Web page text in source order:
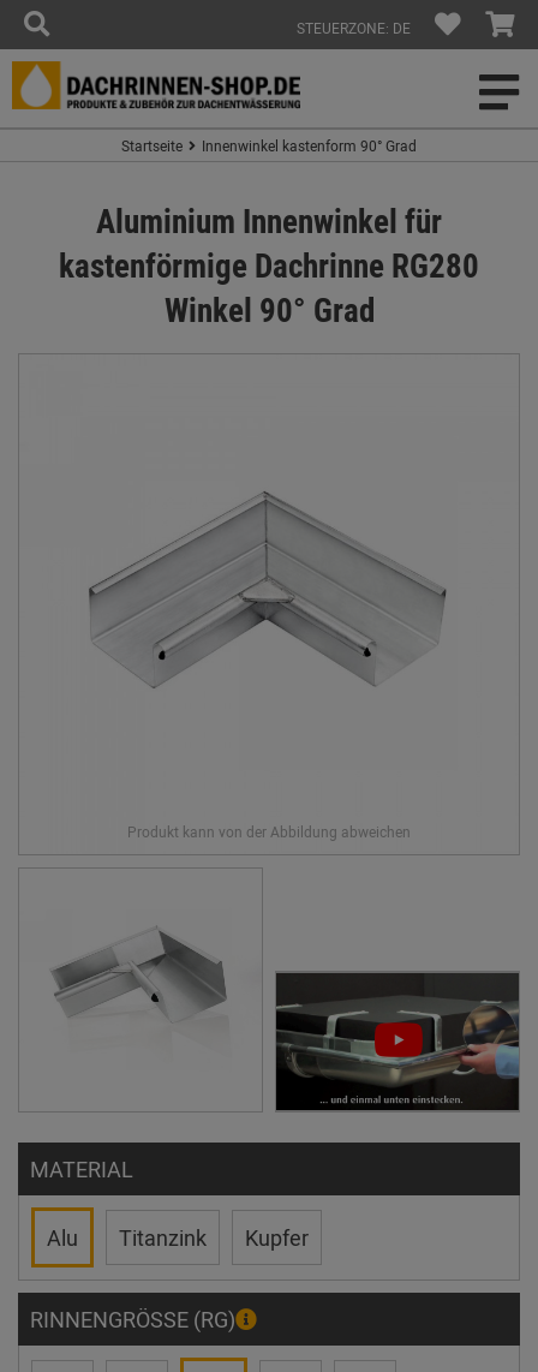
STEUERZONE: DE
Startseite Innenwinkel kastenform 90° Grad
Aluminium Innenwinkel für
kastenförmige Dachrinne RG280
Winkel 90° Grad
MATERIAL
Alu Titanzink Kupfer
RINNENGRÖSSE (RG)